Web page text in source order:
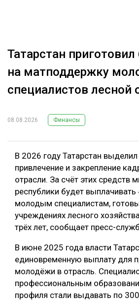
Татарстан
на матподдержку
специалистов лесной
08.08.2026 Финансы
В 2026 году Татарстан
привлечение и закрепление
отрасли. За счёт этих средств
республики будет
молодым специалистам,
учреждениях лесного
трёх лет, сообщает пресс-
В июне 2025 года власти
единовременную выплату для
молодёжи в отрасль.
профессиональным
профиля стали выдавать по